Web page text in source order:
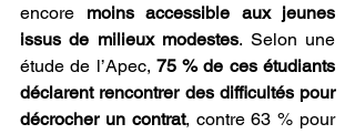
encore moins accessible aux jeunes
issus de milieux modestes. Selon une
étude de l’Apec, 75 % de ces étudiants
déclarent rencontrer des difficultés pour
décrocher un contrat, contre 63 % pour